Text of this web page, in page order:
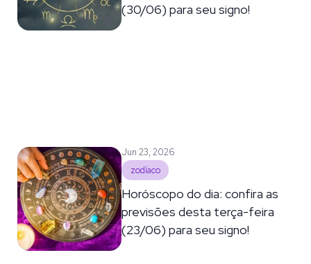
(30/06) para seu signo!
Jun 23, 2026
zodíaco
Horóscopo do dia: confira as
previsões desta terça-feira
(23/06) para seu signo!